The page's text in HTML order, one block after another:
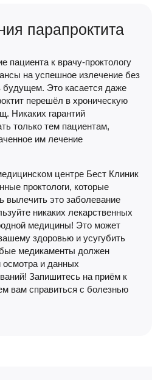
парапроктита
пациента к врачу-проктологу
на успешное излечение без
будущем. Это касается даже
перешёл в хроническую
Никаких гарантий
только тем пациентам,
им лечение
центре Бест Клиник
проктологи, которые
вылечить это заболевание
никаких лекарственных
медицины! Это может
здоровью и усугубить
медикаменты должен
осмотра и данных
Запишитесь на приём к
вам справиться с болезнью